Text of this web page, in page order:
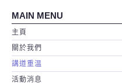
MAIN MENU
主頁
關於我們
講道重温
活動消息